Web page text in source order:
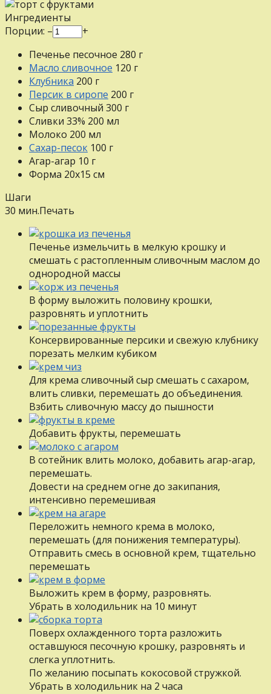
Ингредиенты
Порции: –
+
Печенье песочное 280 г
Масло сливочное 120 г
Клубника 200 г
Персик в сиропе 200 г
Сыр сливочный 300 г
Сливки 33% 200 мл
Молоко 200 мл
Сахар-песок 100 г
Агар-агар 10 г
Форма 20х15 см
Шаги
30 мин.Печать
Печенье измельчить в мелкую крошку и
смешать с растопленным сливочным маслом до
однородной массы
В форму выложить половину крошки,
разровнять и уплотнить
Консервированные персики и свежую клубнику
порезать мелким кубиком
Для крема сливочный сыр смешать с сахаром,
влить сливки, перемешать до объединения.
Взбить сливочную массу до пышности
Добавить фрукты, перемешать
В сотейник влить молоко, добавить агар-агар,
перемешать.
Довести на среднем огне до закипания,
интенсивно перемешивая
Переложить немного крема в молоко,
перемешать (для понижения температуры).
Отправить смесь в основной крем, тщательно
перемешать
Выложить крем в форму, разровнять.
Убрать в холодильник на 10 минут
Поверх охлажденного торта разложить
оставшуюся песочную крошку, разровнять и
слегка уплотнить.
По желанию посыпать кокосовой стружкой.
Убрать в холодильник на 2 часа